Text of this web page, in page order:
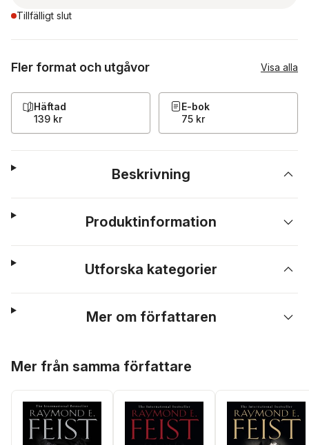
Tillfälligt slut
Fler format och utgåvor Visa alla
Häftad
139 kr
E-bok
75 kr
Beskrivning
Produktinformation
Utforska kategorier
Mer om författaren
Mer från samma författare